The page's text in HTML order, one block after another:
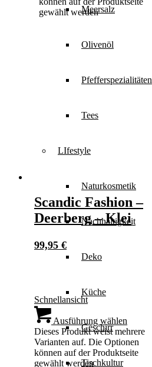
Meersalz
Olivenöl
Pfefferspezialitäten
Tees
LIfestyle
Naturkosmetik
Nachhaltigkeit
Deko
Küche
Geschirr
Tischkultur
gewählt werden
Scandic Fashion –
Deerberg – Klei
99,95 €
Schnellansicht
Ausführung wählen
Dieses Produkt weist mehrere
Varianten auf. Die Optionen
können auf der Produktseite
gewählt werden